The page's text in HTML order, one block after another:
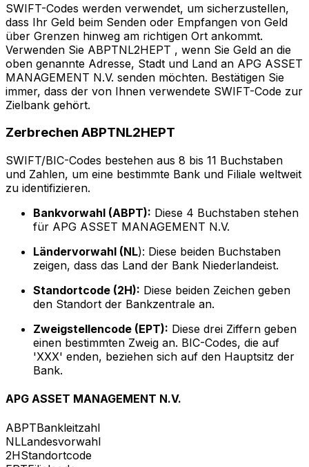
SWIFT-Codes werden verwendet, um sicherzustellen,
dass Ihr Geld beim Senden oder Empfangen von Geld
über Grenzen hinweg am richtigen Ort ankommt.
Verwenden Sie ABPTNL2HEPT , wenn Sie Geld an die
oben genannte Adresse, Stadt und Land an APG ASSET
MANAGEMENT N.V. senden möchten. Bestätigen Sie
immer, dass der von Ihnen verwendete SWIFT-Code zur
Zielbank gehört.
Zerbrechen ABPTNL2HEPT
SWIFT/BIC-Codes bestehen aus 8 bis 11 Buchstaben
und Zahlen, um eine bestimmte Bank und Filiale weltweit
zu identifizieren.
Bankvorwahl (ABPT): Diese 4 Buchstaben stehen
für APG ASSET MANAGEMENT N.V.
Ländervorwahl (NL): Diese beiden Buchstaben
zeigen, dass das Land der Bank Niederlandeist.
Standortcode (2H): Diese beiden Zeichen geben
den Standort der Bankzentrale an.
Zweigstellencode (EPT): Diese drei Ziffern geben
einen bestimmten Zweig an. BIC-Codes, die auf
'XXX' enden, beziehen sich auf den Hauptsitz der
Bank.
APG ASSET MANAGEMENT N.V.
ABPTBankleitzahl
NLLandesvorwahl
2HStandortcode